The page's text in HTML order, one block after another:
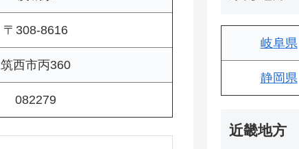
〒308-8616
筑西市丙360
082279
岐阜県
静岡県
近畿地方